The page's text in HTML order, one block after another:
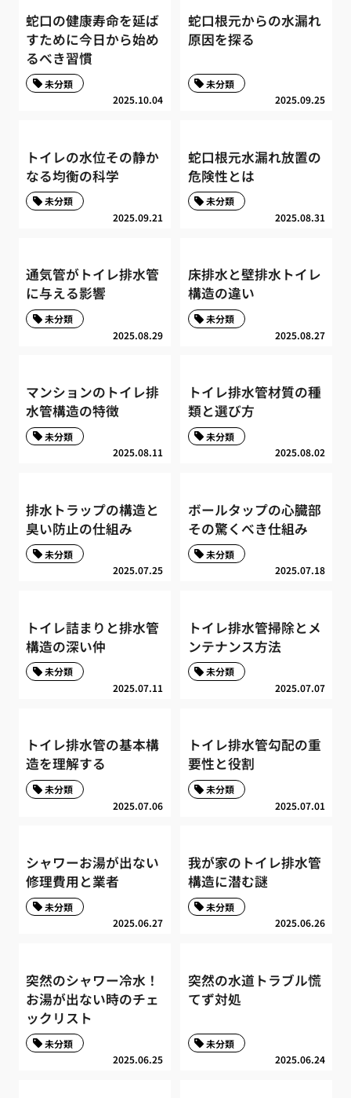
蛇口の健康寿命を延ば
すために今日から始め
るべき習慣
2025.10.04
未分類
蛇口根元からの水漏れ
原因を探る
2025.09.25
未分類
トイレの水位その静か
なる均衡の科学
2025.09.21
未分類
蛇口根元水漏れ放置の
危険性とは
2025.08.31
未分類
通気管がトイレ排水管
に与える影響
2025.08.29
未分類
床排水と壁排水トイレ
構造の違い
2025.08.27
未分類
マンションのトイレ排
水管構造の特徴
2025.08.11
未分類
トイレ排水管材質の種
類と選び方
2025.08.02
未分類
排水トラップの構造と
臭い防止の仕組み
2025.07.25
未分類
ボールタップの心臓部
その驚くべき仕組み
2025.07.18
未分類
トイレ詰まりと排水管
構造の深い仲
2025.07.11
未分類
トイレ排水管掃除とメ
ンテナンス方法
2025.07.07
未分類
トイレ排水管の基本構
造を理解する
2025.07.06
未分類
トイレ排水管勾配の重
要性と役割
2025.07.01
未分類
シャワーお湯が出ない
修理費用と業者
2025.06.27
未分類
我が家のトイレ排水管
構造に潜む謎
2025.06.26
未分類
突然のシャワー冷水！
お湯が出ない時のチェ
ックリスト
2025.06.25
未分類
突然の水道トラブル慌
てず対処
2025.06.24
未分類